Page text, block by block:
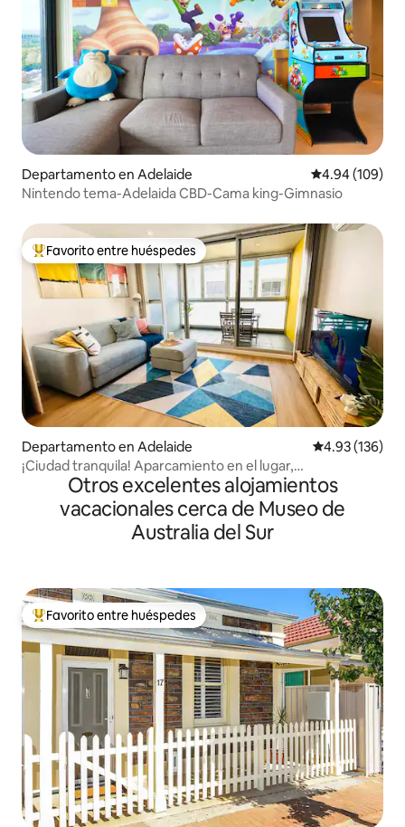
Departamento en Adelaide Calificación
4.94 (109)
Nintendo tema-Adelaida CBD-Cama king-Gimnasio
De los mejores en Favorito entre huéspedes
Favorito entre huéspedes
Departamento en Adelaide Calificación
4.93 (136)
¡Ciudad tranquila! Aparcamiento en el lugar,
piscina/spa/sauna
Otros excelentes alojamientos
vacacionales cerca de Museo de
Australia del Sur
De los mejores en Favorito entre huéspedes
Favorito entre huéspedes